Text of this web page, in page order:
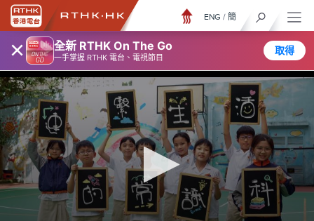
× 全新 RTHK On The Go
一手掌握 RTHK 電台、電視節目
取得
ENG / 簡